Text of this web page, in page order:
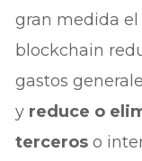
gran medida el
blockchain
gastos
y reduce o
terceroso